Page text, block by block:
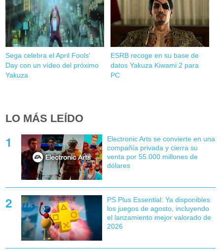
Sega celebra el April Fools'
Day con un vídeo del próximo
Yakuza
ESRB recoge en su base de
datos Yakuza Kiwami 2 para
PC
LO MÁS LEÍDO
Electronic Arts se convierte en una
compañía privada y cierra su
venta por 55.000 millones de
dólares
PS Plus Essential: Ya disponibles
los juegos de agosto, incluyendo
el lanzamiento mejor valorado de
2026